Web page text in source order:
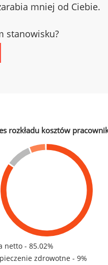
mniej od Ciebie.
stanowisku?
rozkładu kosztów
netto - 85.02%
zdrowotne - 9%